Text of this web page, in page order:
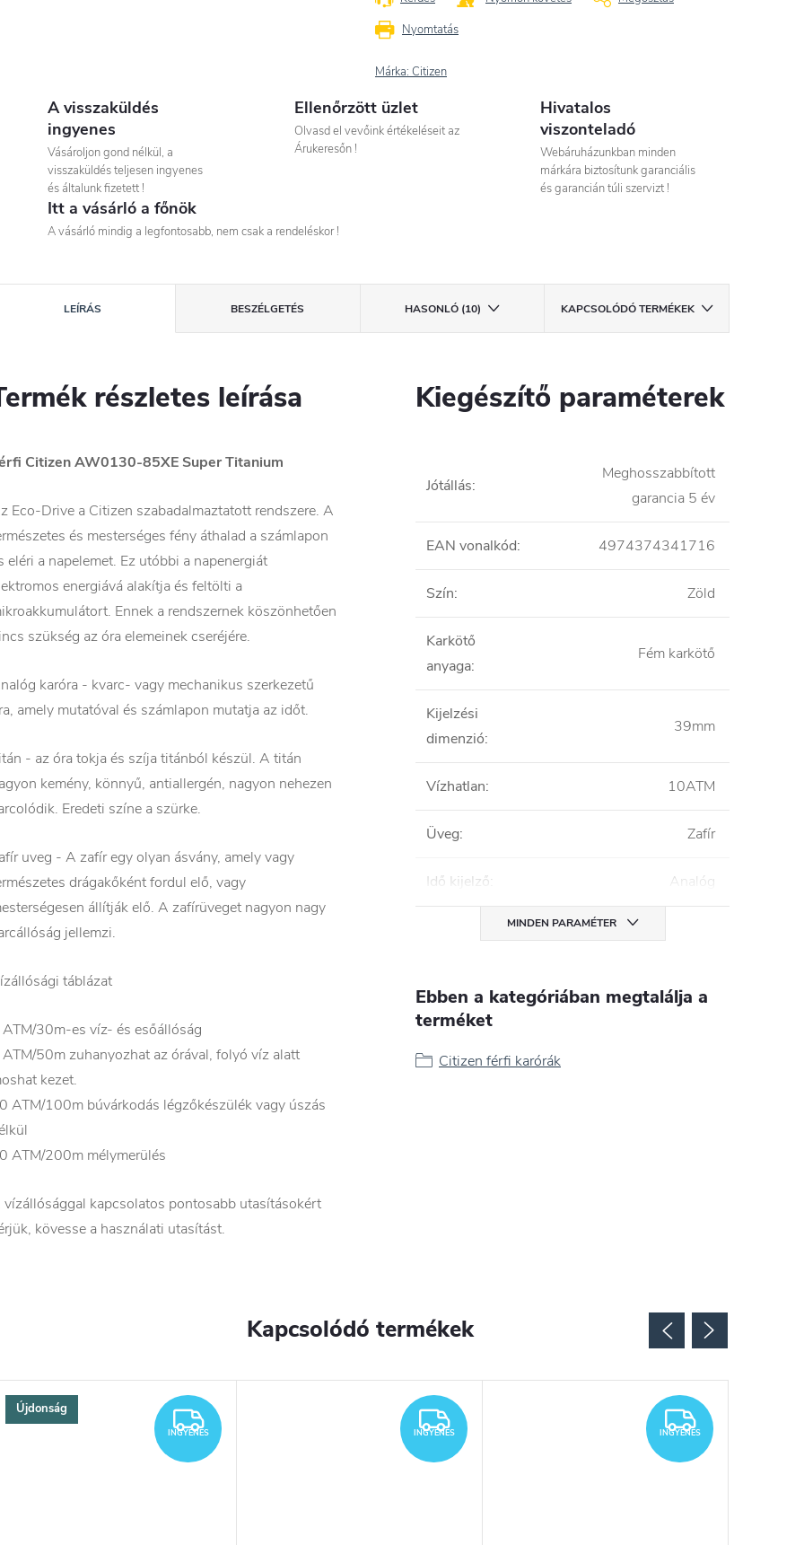
Nyomtatás
Márka: Citizen
A visszaküldés
ingyenes
Vásároljon gond nélkül, a
visszaküldés teljesen ingyenes
és általunk fizetett !
Ellenőrzött üzlet
Olvasd el vevőink értékeléseit az
Árukeresőn !
Hivatalos
viszonteladó
Webáruházunkban minden
márkára biztosítunk garanciális
és garancián túli szervizt !
Itt a vásárló a főnök
A vásárló mindig a legfontosabb, nem csak a rendeléskor !
LEÍRÁS BESZÉLGETÉS HASONLÓ (10) KAPCSOLÓDÓ TERMÉKEK
részletes leírása
Citizen AW0130-85XE Super Titanium
Eco-Drive a Citizen szabadalmaztatott rendszere. A
és mesterséges fény áthalad a számlapon
eléri a napelemet. Ez utóbbi a napenergiát
energiává alakítja és feltölti a
Ennek a rendszernek köszönhetően
szükség az óra elemeinek cseréjére.
karóra - kvarc- vagy mechanikus szerkezetű
amely mutatóval és számlapon mutatja az időt.
- az óra tokja és szíja titánból készül. A titán
kemény, könnyű, antiallergén, nagyon nehezen
Eredeti színe a szürke.
uveg - A zafír egy olyan ásvány, amely vagy
drágakőként fordul elő, vagy
állítják elő. A zafírüveget nagyon nagy
jellemzi.
táblázat
30m-es víz- és esőállóság
50m zuhanyozhat az órával, folyó víz alatt
kezet.
ATM/100m búvárkodás légzőkészülék vagy úszás
ATM/200m mélymerülés
vízállósággal kapcsolatos pontosabb utasításokért
kövesse a használati utasítást.
Kiegészítő paraméterek
Jótállás:
Meghosszabbított
garancia 5 év
EAN vonalkód: 4974374341716
Szín: Zöld
Karkötő
anyaga:
Fém karkötő
Kijelzési
dimenzió:
39mm
Vízhatlan: 10ATM
Üveg: Zafír
Idő kijelző: Analóg
MINDEN PARAMÉTER
Ebben a kategóriában megtalálja a
terméket
Citizen férfi karórák
Kapcsolódó termékek
Újdonság INGYENES
INGYENES INGYENES
INGYENES INGYENES
INGYENES